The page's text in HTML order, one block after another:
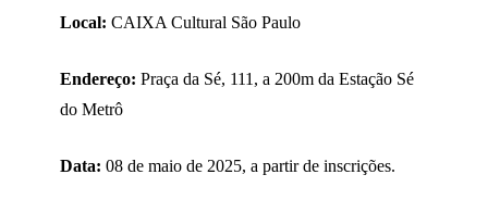
Local: CAIXA Cultural São Paulo
Endereço: Praça da Sé, 111, a 200m da Estação Sé
do Metrô
Data: 08 de maio de 2025, a partir de inscrições.